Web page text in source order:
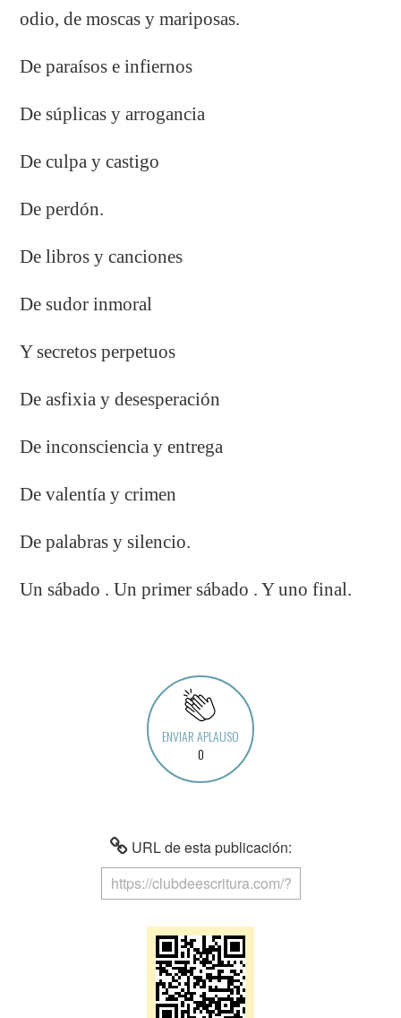
odio, de moscas y mariposas.
De paraísos e infiernos
De súplicas y arrogancia
De culpa y castigo
De perdón.
De libros y canciones
De sudor inmoral
Y secretos perpetuos
De asfixia y desesperación
De inconsciencia y entrega
De valentía y crimen
De palabras y silencio.
Un sábado . Un primer sábado . Y uno final.
ENVIAR APLAUSO
0
URL de esta publicación: